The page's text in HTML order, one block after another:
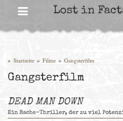
Lost in
» Startseite » Filme » Gangsterfilm
Gangsterfilm
DEAD MAN DOWN
Ein Rache-Thriller, der zu viel